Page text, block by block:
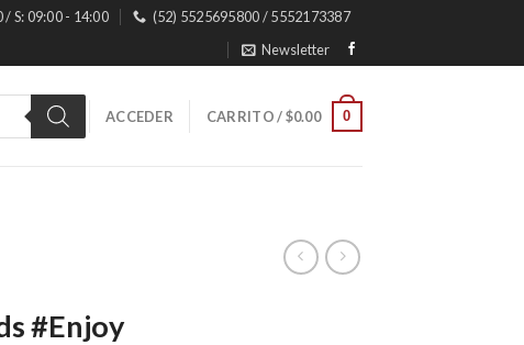
/ S: 09:00 - 14:00
(52) 5525695800 / 5552173387
Newsletter
ACCEDER CARRITO /$0.00 0
#Enjoy